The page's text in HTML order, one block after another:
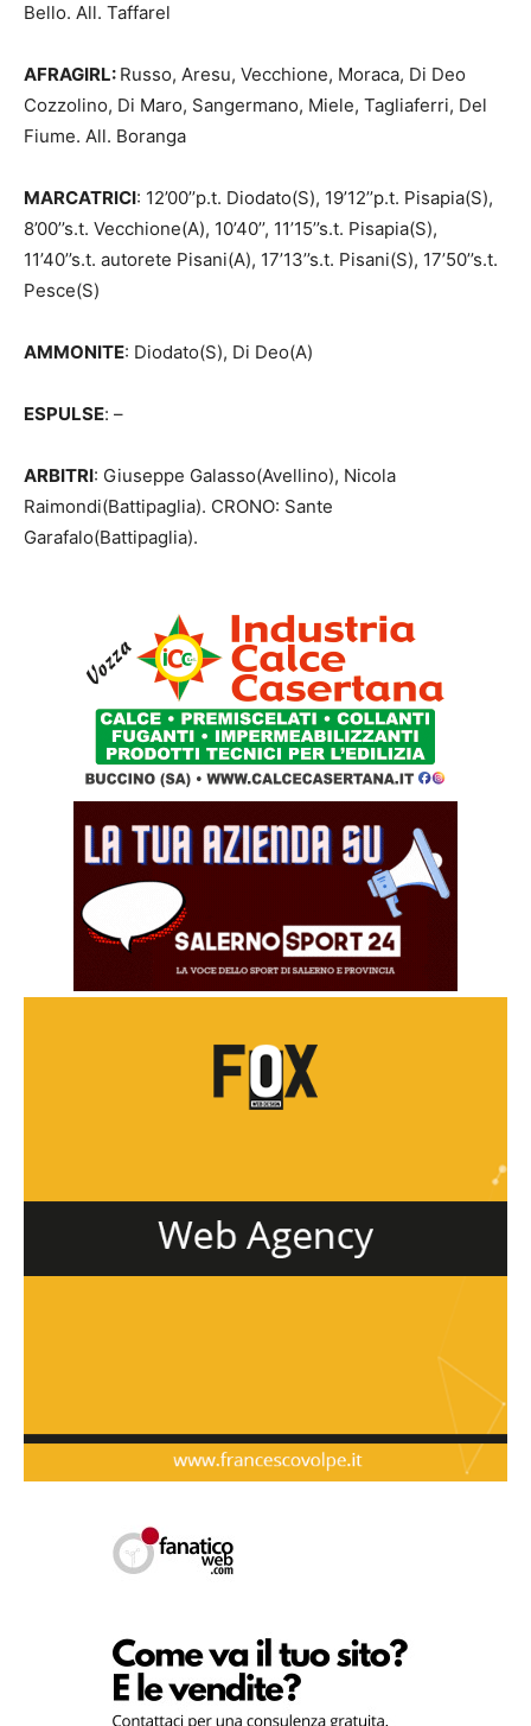
Bello. All. Taffarel
AFRAGIRL: Russo, Aresu, Vecchione, Moraca, Di Deo
Cozzolino, Di Maro, Sangermano, Miele, Tagliaferri, Del
Fiume. All. Boranga
MARCATRICI: 12’00’’p.t. Diodato(S), 19’12’’p.t. Pisapia(S),
8’00’’s.t. Vecchione(A), 10’40’’, 11’15’’s.t. Pisapia(S),
11’40’’s.t. autorete Pisani(A), 17’13’’s.t. Pisani(S), 17’50’’s.t.
Pesce(S)
AMMONITE: Diodato(S), Di Deo(A)
ESPULSE: –
ARBITRI: Giuseppe Galasso(Avellino), Nicola
Raimondi(Battipaglia). CRONO: Sante
Garafalo(Battipaglia).